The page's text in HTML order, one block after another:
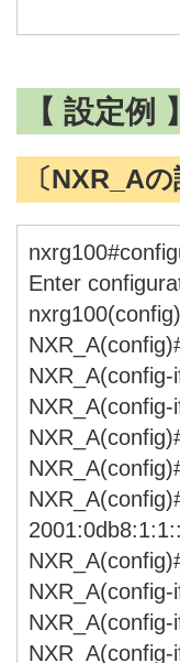
【 設定例 】
〔NXR_Aの
Enter
NXR_A(config-